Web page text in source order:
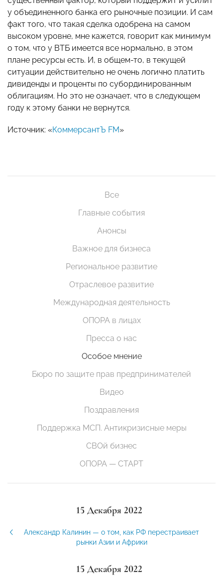
у объединенного банка его рыночные позиции. И сам
факт того, что такая сделка одобрена на самом
высоком уровне, мне кажется, говорит как минимум
о том, что у ВТБ имеется все нормально, в этом
плане ресурсы есть. И, в общем-то, в текущей
ситуации действительно не очень логично платить
дивиденды и проценты по субординированным
облигациям. Но это не означает, что в следующем
году к этому банки не вернутся.
Источник: «КоммерсантЪ FM»
Все
Главные события
Анонсы
Важное для бизнеса
Региональное развитие
Отраслевое развитие
Международная деятельность
ОПОРА в лицах
Пресса о нас
Особое мнение
Бюро по защите прав предпринимателей
Видео
Поздравления
Поддержка МСП. Антикризисные меры
СВОй бизнес
ОПОРА — СТАРТ
15 Декабря 2022
Александр Калинин — о том, как РФ перестраивает
рынки Азии и Африки
15 Декабря 2022